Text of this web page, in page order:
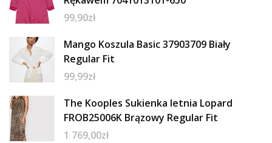
99,90zł
Mango Koszula Basic 37903709 Biały
Regular Fit
99,99zł
The Kooples Sukienka letnia Lopard
FROB25006K Brązowy Regular Fit
1 769,00zł